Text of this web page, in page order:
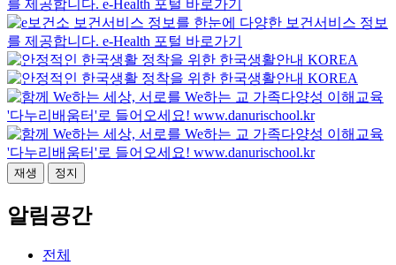
재생 정지
알림공간
전체